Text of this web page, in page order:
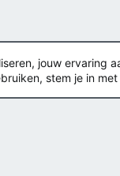
jouw ervaring
stem je in